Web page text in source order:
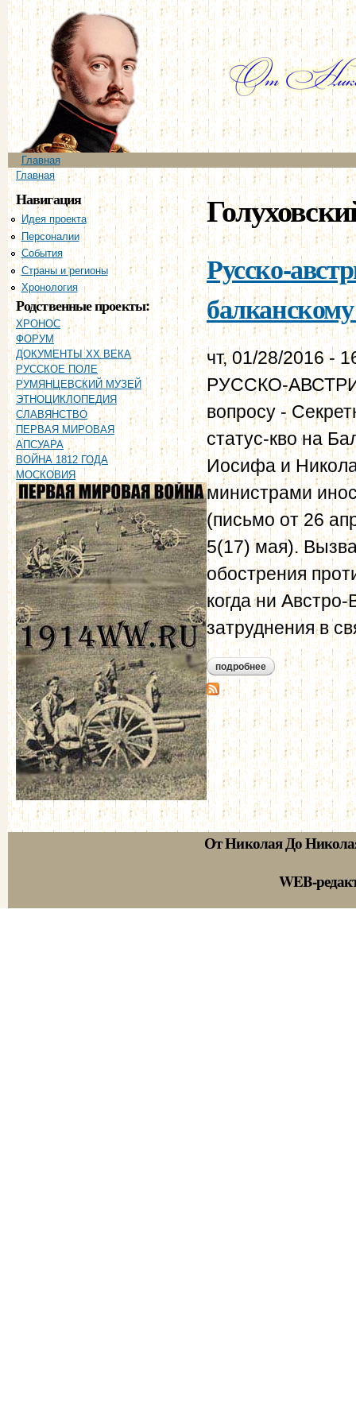
Главное меню
Главная
Вы здесь
Главная
Навигация
Идея проекта
Персоналии
События
Страны и регионы
Хронология
Родственные проекты:
ХРОНОС
ФОРУМ
ДОКУМЕНТЫ XX ВЕКА
РУССКОЕ ПОЛЕ
РУМЯНЦЕВСКИЙ МУЗЕЙ
ЭТНОЦИКЛОПЕДИЯ
СЛАВЯНСТВО
ПЕРВАЯ МИРОВАЯ
АПСУАРА
ВОЙНА 1812 ГОДА
МОСКОВИЯ
Русско-
чт, 01/28/2016 -
РУССКО-
вопросу -
статус-кво на
Иосифа и
министрами
(письмо от 26
5(17) мая).
обострения
когда ни
затруднения в
подробнее о русско-
От Николая До
WEB-